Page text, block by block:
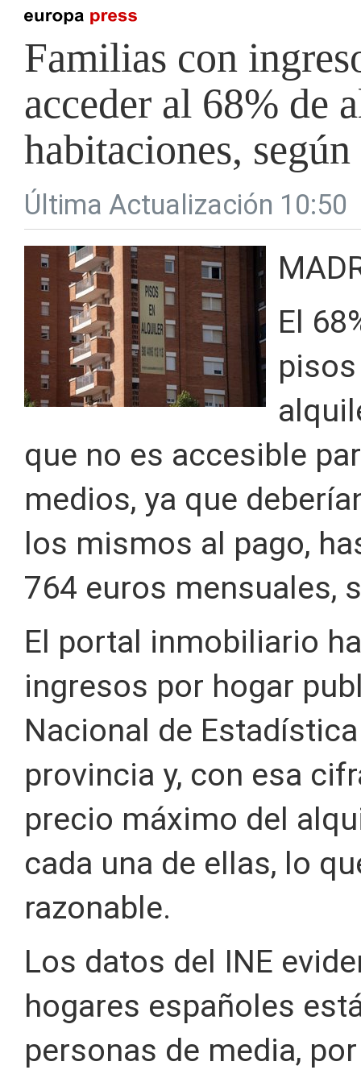
Familias con
acceder al 68% de
habitaciones,
Última Actualización 10:50
El
que no es accesible
medios, ya que
los mismos al pago,
764 euros mensuales,
El portal inmobiliario
ingresos por hogar
Nacional de
provincia y, con esa
precio máximo del
cada una de ellas, lo
razonable.
Los datos del INE
hogares españoles
personas de media,